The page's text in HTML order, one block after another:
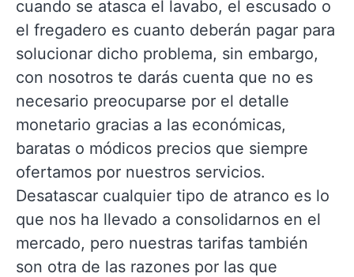
cuando se atasca el lavabo, el escusado o
el fregadero es cuanto deberán pagar para
solucionar dicho problema, sin embargo,
con nosotros te darás cuenta que no es
necesario preocuparse por el detalle
monetario gracias a las económicas,
baratas o módicos precios que siempre
ofertamos por nuestros servicios.
Desatascar cualquier tipo de atranco es lo
que nos ha llevado a consolidarnos en el
mercado, pero nuestras tarifas también
son otra de las razones por las que